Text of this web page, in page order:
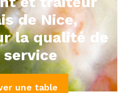
de Nice,
la qualité de
service
une table